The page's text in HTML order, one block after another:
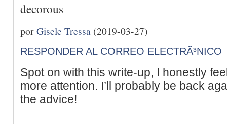
decorous
porGisele Tressa (2019-03-27)
RESPONDER AL CORREO ELECTRÃ³NICO
Spot on with this write-up, I honestly
more attention. I’ll probably be back
the advice!